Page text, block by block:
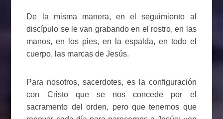
De la misma manera, en el seguimiento al
discípulo se le van grabando en el rostro, en las
manos, en los pies, en la espalda, en todo el
cuerpo, las marcas de Jesús.
Para nosotros, sacerdotes, es la configuración
con Cristo que se nos concede por el
sacramento del orden, pero que tenemos que